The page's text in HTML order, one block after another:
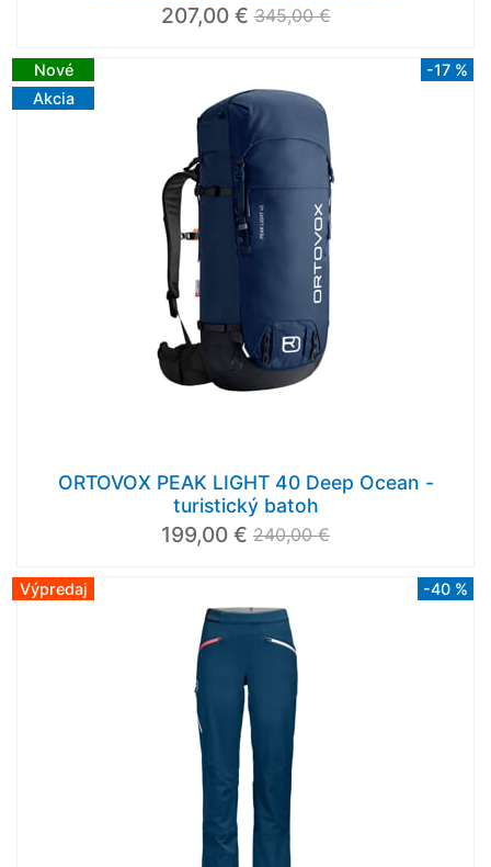
207,00 € 345,00 €
Nové
Akcia
-17 %
ORTOVOX PEAK LIGHT 40 Deep Ocean -
turistický batoh
199,00 € 240,00 €
Výpredaj -40 %